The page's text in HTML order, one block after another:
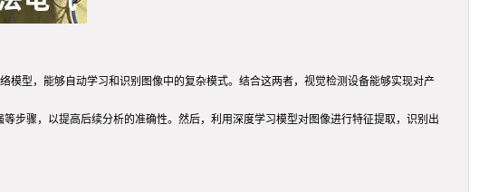
模型，能够自动学习和识别图像中的复杂模式。结合这两者，视觉检测设备能够实现对产
步骤，以提高后续分析的准确性。然后，利用深度学习模型对图像进行特征提取，识别出